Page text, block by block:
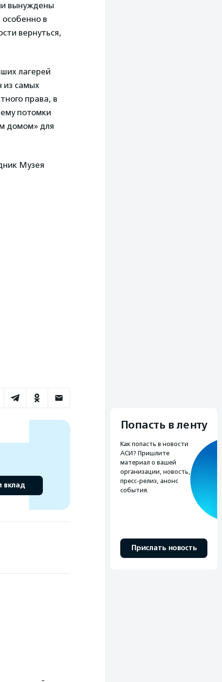
вынуждены
в
вернуться,
лагерей
из самых
права, в
потомки
домом» для
Музея
вклад
Попасть в ленту
Как попасть в новости
АСИ? Пришлите
материал о вашей
организации, новость,
пресс-релиз, анонс
события.
Прислать новость